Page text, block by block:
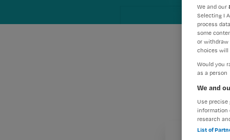
We and our
Selecting I
process
some
or withdraw
choices will
Would you
as a person
We and
Use
information
research
List of